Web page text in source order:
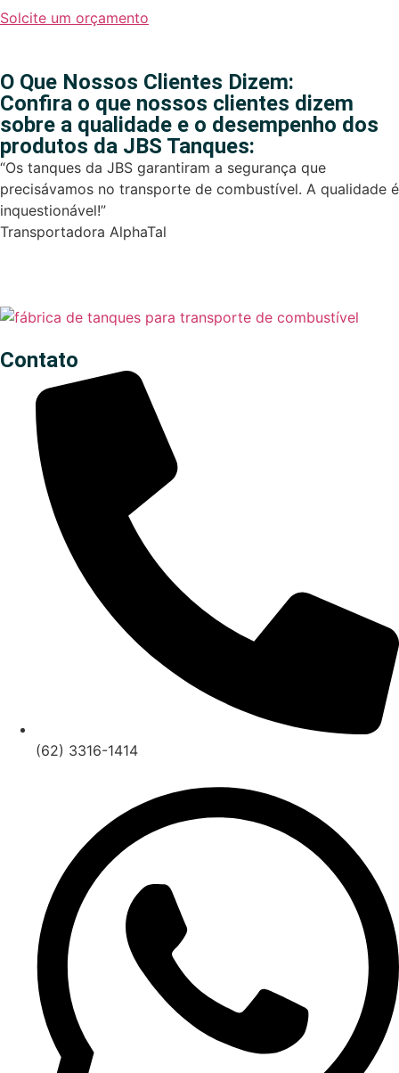
Solcite um orçamento
O Que Nossos Clientes Dizem:
Confira o que nossos clientes dizem
sobre a qualidade e o desempenho dos
produtos da JBS Tanques:
“Os tanques da JBS garantiram a segurança que
precisávamos no transporte de combustível. A qualidade é
inquestionável!”
Transportadora AlphaTal
Contato
(62) 3316-1414